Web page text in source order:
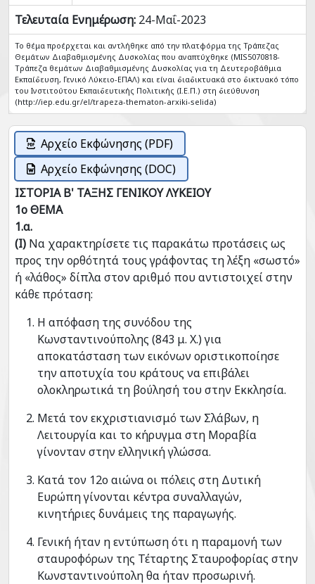
Τελευταία Ενημέρωση: 24-Μαΐ-2023
Το θέμα προέρχεται και αντλήθηκε από την πλατφόρμα της Τράπεζας
Θεμάτων Διαβαθμισμένης Δυσκολίας που αναπτύχθηκε (MIS5070818-
Tράπεζα θεμάτων Διαβαθμισμένης Δυσκολίας για τη Δευτεροβάθμια
Εκπαίδευση, Γενικό Λύκειο-ΕΠΑΛ) και είναι διαδικτυακά στο δικτυακό τόπο
του Ινστιτούτου Εκπαιδευτικής Πολιτικής (Ι.Ε.Π.) στη διεύθυνση
(http://iep.edu.gr/el/trapeza-thematon-arxiki-selida)
Αρχείο Εκφώνησης (PDF)
Αρχείο Εκφώνησης (DOC)
ΙΣΤΟΡΙΑ Β' ΤΑΞΗΣ ΓΕΝΙΚΟΥ ΛΥΚΕΙΟΥ
1ο ΘΕΜΑ
1.α.
(Ι) Να χαρακτηρίσετε τις παρακάτω προτάσεις ως
προς την ορθότητά τους γράφοντας τη λέξη «σωστό»
ή «λάθος» δίπλα στον αριθμό που αντιστοιχεί στην
κάθε πρόταση:
Η απόφαση της συνόδου της
Κωνσταντινούπολης (843 μ. Χ.) για
αποκατάσταση των εικόνων οριστικοποίησε
την αποτυχία του κράτους να επιβάλει
ολοκληρωτικά τη βούλησή του στην Εκκλησία.
Μετά τον εκχριστιανισμό των Σλάβων, η
Λειτουργία και το κήρυγμα στη Μοραβία
γίνονταν στην ελληνική γλώσσα.
Κατά τον 12ο αιώνα οι πόλεις στη Δυτική
Ευρώπη γίνονται κέντρα συναλλαγών,
κινητήριες δυνάμεις της παραγωγής.
Γενική ήταν η εντύπωση ότι η παραμονή των
σταυροφόρων της Τέταρτης Σταυροφορίας στην
Κωνσταντινούπολη θα ήταν προσωρινή.